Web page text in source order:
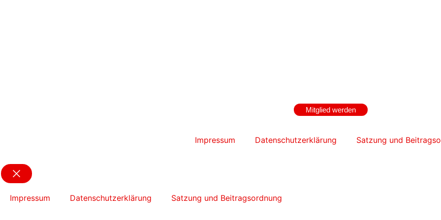
Mitglied werden
Impressum Datenschutzerklärung Satzung und
Impressum Datenschutzerklärung Satzung und Beitragsordnung